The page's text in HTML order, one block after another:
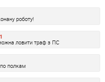
роботу!
ловити траф з ПС
полкам